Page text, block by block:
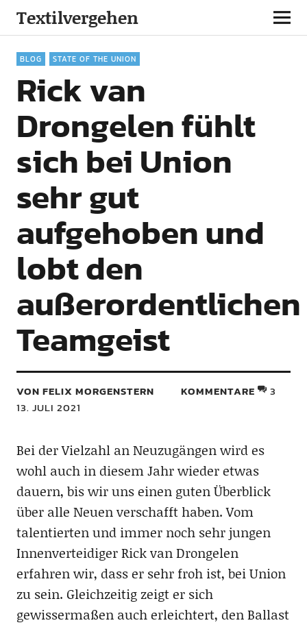
Textilvergehen
BLOG STATE OF THE UNION
Rick van
Drongelen fühlt
sich bei Union
sehr gut
aufgehoben und
lobt den
außerordentlichen
Teamgeist
VON FELIX MORGENSTERN
13. JULI 2021
KOMMENTARE 3
Bei der Vielzahl an Neuzugängen wird es
wohl auch in diesem Jahr wieder etwas
dauern, bis wir uns einen guten Überblick
über alle Neuen verschafft haben.Vom
talentierten und immer noch sehr jungen
Innenverteidiger Rick van Drongelen
erfahren wir, dass er sehr froh ist, bei Union
zu sein. Gleichzeitig zeigt er sich
gewissermaßen auch erleichtert, den Ballast